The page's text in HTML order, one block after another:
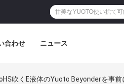
合わせ ニュース
吹くE液体のYuoto Beyonderを事前